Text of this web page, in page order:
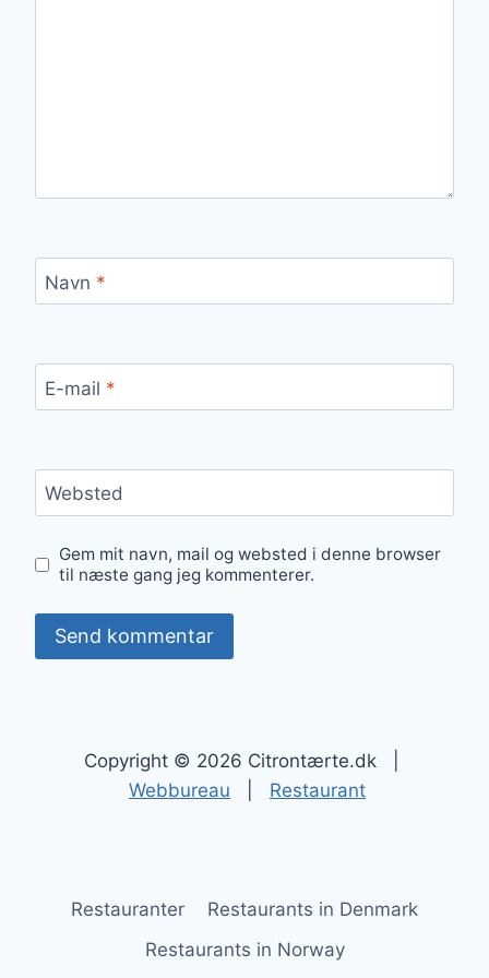
Navn *
E-mail *
Websted
Gem mit navn, mail og websted i denne browser
til næste gang jeg kommenterer.
Copyright © 2026 Citrontærte.dk |
Webbureau
Restaurant
Restauranter
Restaurants in Denmark
Restaurants in Norway